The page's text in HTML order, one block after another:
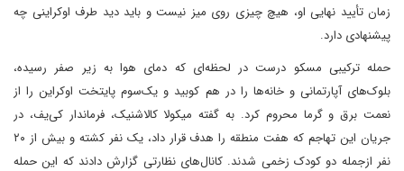
زمان تأیید نهایی او، هیچ چیزی روی میز نیست و باید دید طرف اوکراینی چه
پیشنهادی دارد.
حمله ترکیبی مسکو درست در لحظه‌ای که دمای هوا به زیر صفر رسیده،
بلوک‌های آپارتمانی و خانه‌ها را در هم کوبید و یک‌سوم پایتخت اوکراین را از
نعمت برق و گرما محروم کرد. به گفته میکولا کالاشنیک، فرماندار کی‌یف، در
جریان این تهاجم که هفت منطقه را هدف قرار داد، یک نفر کشته و بیش از ۲۰
نفر ازجمله دو کودک زخمی شدند. کانال‌های نظارتی گزارش دادند که این حمله